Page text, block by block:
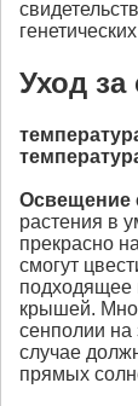
Уход
Освещение
растения в
прекрасно
смогут
подходящее
крышей.
сенполии
случае
прямых